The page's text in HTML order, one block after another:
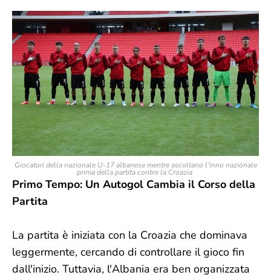
Giocatori della nazionale U-17 albanese mentre ascoltano l'inno nazionale
prima della partita contro la Croazia
Primo Tempo: Un Autogol Cambia il Corso della
Partita
La partita è iniziata con la Croazia che dominava
leggermente, cercando di controllare il gioco fin
dall'inizio. Tuttavia, l'Albania era ben organizzata